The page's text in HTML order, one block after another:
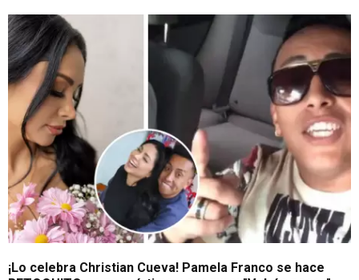
¡Lo celebra Christian Cueva! Pamela Franco se hace